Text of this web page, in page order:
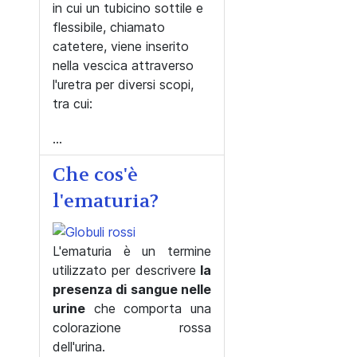
in cui un tubicino sottile e
flessibile, chiamato
catetere, viene inserito
nella vescica attraverso
l'uretra per diversi scopi,
tra cui:
...
Che cos'è
l'ematuria?
L'ematuria è un termine
utilizzato per descrivere la
presenza di sangue nelle
urine che comporta una
colorazione rossa
dell'urina.